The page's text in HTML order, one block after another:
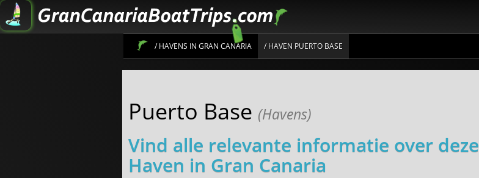
/ HAVENS IN GRAN CANARIA / HAVEN PUERTO BASE
Puerto Base (Havens)
Vind alle relevante informatie over deze
Haven in Gran Canaria